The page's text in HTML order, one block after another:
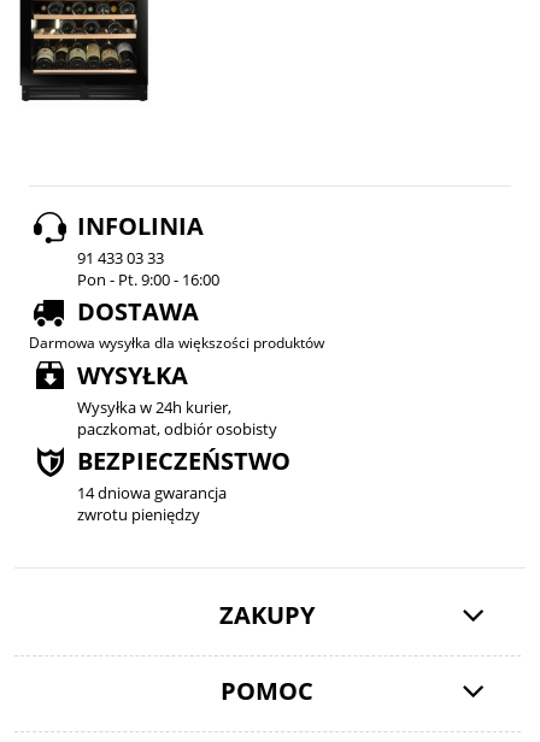
INFOLINIA
91 433 03 33
Pon - Pt. 9:00 - 16:00
DOSTAWA
Darmowa wysyłka dla większości produktów
WYSYŁKA
Wysyłka w 24h kurier,
paczkomat, odbiór osobisty
BEZPIECZEŃSTWO
14 dniowa gwarancja
zwrotu pieniędzy
ZAKUPY
POMOC